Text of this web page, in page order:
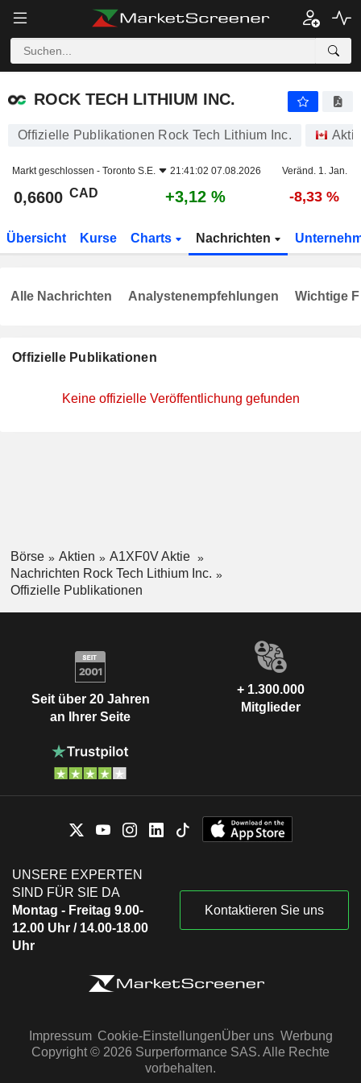
ROCK TECH LITHIUM INC.
ROCK TECH LITHIUM INC.
Offizielle Publikationen Rock Tech Lithium Inc.
Markt geschlossen - Toronto S.E. 21:41:02 07.08.2026 Veränd. 1. Jan.
0,6600 CAD +3,12 % -8,33 %
Übersicht Kurse Charts Nachrichten
Offizielle Publikationen
Keine offizielle Veröffentlichung gefunden
Alle Nachrichten Analystenempfehlungen Wichtige
Börse Aktien
A1XF0V Aktie
Nachrichten Rock Tech Lithium Inc.
Offizielle Publikationen
Seit über 20 Jahren
an Ihrer Seite
+ 1.300.000
Mitglieder
UNSERE EXPERTEN
SIND FÜR SIE DA
Montag - Freitag 9.00-
12.00 Uhr / 14.00-18.00
Uhr
Kontaktieren Sie uns
Impressum Cookie-EinstellungenÜber uns Werbung
Copyright © 2026 Surperformance SAS. Alle Rechte
vorbehalten.